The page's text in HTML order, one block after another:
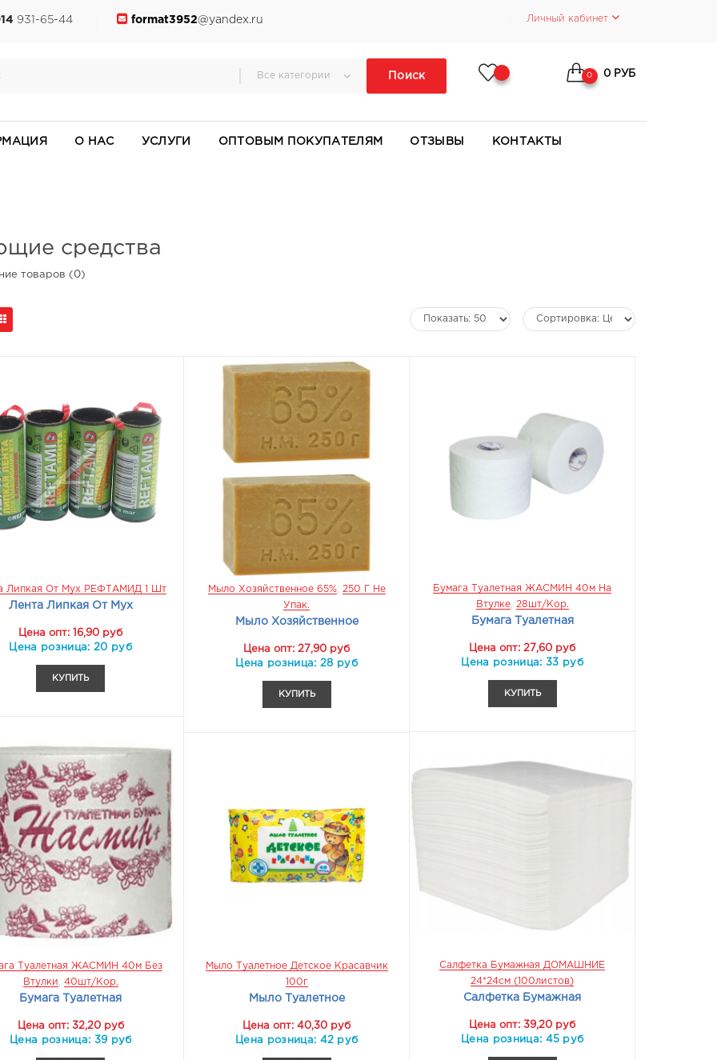
931-65-44 format3952@yandex.ru Личный кабинет
Все категории Поиск 0 0 РУБ
О НАС УСЛУГИ ОПТОВЫМ ПОКУПАТЕЛЯМ ОТЗЫВЫ КОНТАКТЫ
АЗОВ Софт-
Синий. Прямая
Демисезонная...
Цв.Олива. Куртка Прямая ХБ100%
ХБ100% Размер 56-58 Рост 3/4
средства
товаров (0)
Липкая От Мух РЕФТАМИД 1 Шт
Лента Липкая От Мух
Цена опт: 16,90 руб
Цена розница: 20 руб
КУПИТЬ
Мыло Хозяйственное 65%, 250 Г Не
Упак.
Мыло Хозяйственное
Цена опт: 27,90 руб
Цена розница: 28 руб
КУПИТЬ
Бумага Туалетная ЖАСМИН 40м На
Втулке, 28шт/кор.
Бумага Туалетная
Цена опт: 27,60 руб
Цена розница: 33 руб
КУПИТЬ
Туалетная ЖАСМИН 40м Без
Втулки
40шт/кор.
Бумага Туалетная
Цена опт: 32,20 руб
Цена розница: 39 руб
Мыло Туалетное Детское Красавчик
100г
Мыло Туалетное
Цена опт: 40,30 руб
Цена розница: 42 руб
Салфетка Бумажная ДОМАШНИЕ
24*24см (100листов)
Салфетка Бумажная
Цена опт: 39,20 руб
Цена розница: 45 руб